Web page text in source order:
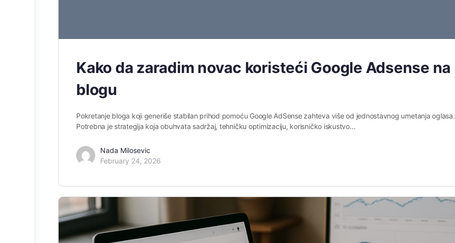
Kako da zaradim novac koristeći Google Adsense na
blogu
Pokretanje bloga koji generiše stabilan prihod pomoću Google AdSense zahteva više od jednostavnog umetanja oglasa.
Potrebna je strategija koja obuhvata sadržaj, tehničku optimizaciju, korisničko iskustvo…
Nada Milosevic
February 24, 2026